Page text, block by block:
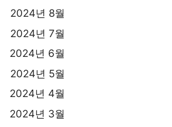
2024년 8월
2024년 7월
2024년 6월
2024년 5월
2024년 4월
2024년 3월